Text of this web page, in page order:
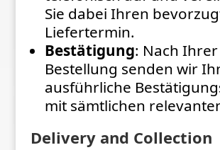
Sie dabei Ihren
Liefertermin.
Bestätigung: Nach Ihrer
Bestellung senden wir
ausführliche
mit sämtlichen
Delivery and Collection